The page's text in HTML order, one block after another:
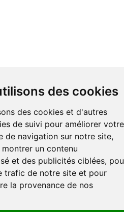
des cookies
des cookies et d'autres
de suivi pour améliorer votre
de navigation sur notre site,
un contenu
et des publicités ciblées,
trafic de notre site et pour
la provenance de nos